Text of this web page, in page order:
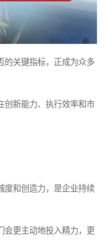
的关键指标，正成为众多
创新能力、执行效率和市
度和创造力，是企业持续
会更主动地投入精力，更